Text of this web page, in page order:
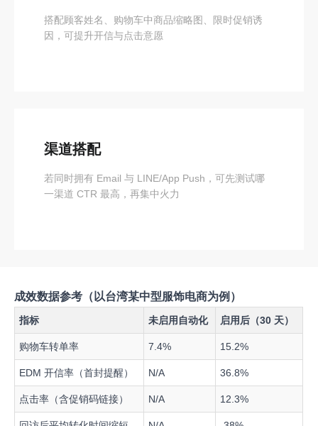
搭配顾客姓名、购物车中商品缩略图、限时促销诱
因，可提升开信与点击意愿
渠道搭配
若同时拥有 Email 与 LINE/App Push，可先测试哪
一渠道 CTR 最高，再集中火力
成效数据参考（以台湾某中型服饰电商为例）
指标 未启用自动化 启用后（30 天）
购物车转单率 7.4% 15.2%
EDM 开信率（首封提醒） N/A 36.8%
点击率（含促销码链接） N/A 12.3%